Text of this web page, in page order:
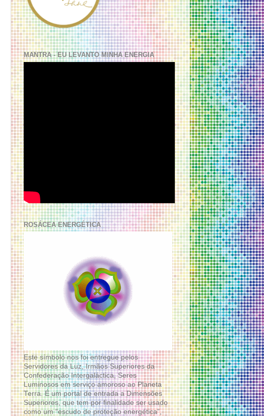
MANTRA - EU LEVANTO MINHA ENERGIA
ROSÁCEA ENERGÉTICA
Este símbolo nos foi entregue pelos
Servidores da Luz, Irmãos Superiores da
Confederação Intergaláctica, Seres
Luminosos em serviço amoroso ao Planeta
Terra. É um portal de entrada a Dimensões
Superiores, que tem por finalidade ser usado
como um “escudo de proteção energética”,